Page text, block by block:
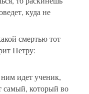
куда не
смертью тот
Петру:
идет ученик,
самый, который во